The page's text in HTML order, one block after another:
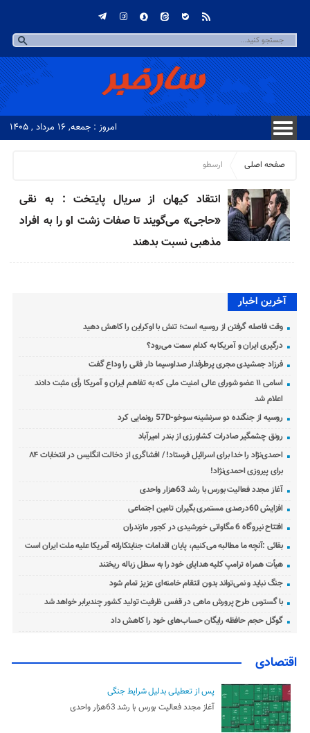
امروز : جمعه, ۱۶ مرداد , ۱۴۰۵
صفحه اصلی ارسطو
انتقاد کیهان از سریال پایتخت : به نقی
«حاجی» می‌گویند تا صفات زشت او را به افراد
مذهبی نسبت بدهند
آخرین اخبار
وقت فاصله گرفتن از روسیه است؛ تنش با اوکراین را کاهش دهید
درگیری ایران و آمریکا به کدام سمت می‌رود؟
فرزاد جمشیدی مجری پرطرفدار صداوسیما دار فانی را وداع گفت
اسامی ۱۱ عضو شورای عالی امنیت ملی که به تفاهم ایران و آمریکا رأی مثبت دادند
اعلام شد
روسیه از جنگنده دو سرنشینه سوخو-57D رونمایی کرد
رونق چشمگیر صادرات کشاورزی از بندر امیرآباد
احمدی‌نژاد را خدا برای اسرائیل فرستاد! / افشاگری از دخالت انگلیس در انتخابات ۸۴
برای پیروزی احمدی‌نژاد!
آغاز مجدد فعالیت بورس با رشد 63هزار واحدی
افزایش 60درصدی مستمری بگیران تامین اجتماعی
افتتاح نیروگاه 6 مگاواتی خورشیدی در کجور مازندران
بقائی :آنچه ما مطالبه می‌کنیم، پایان اقدامات جنایتکارانه آمریکا علیه ملت ایران است
هیأت همراه ترامپ کلیه هدایای خود را به سطل زباله ریختند
جنگ نباید و نمی‌تواند بدون انتقام خامنه‌ای عزیز تمام شود
با گسترس طرح پرورش ماهی در قفس ظرفیت تولید کشور چندبرابر خواهد شد
گوگل حجم حافظه رایگان حساب‌های خود را کاهش داد
اقتصادی
پس از تعطیلی بدلیل شرایط جنگی
آغاز مجدد فعالیت بورس با رشد 63هزار واحدی